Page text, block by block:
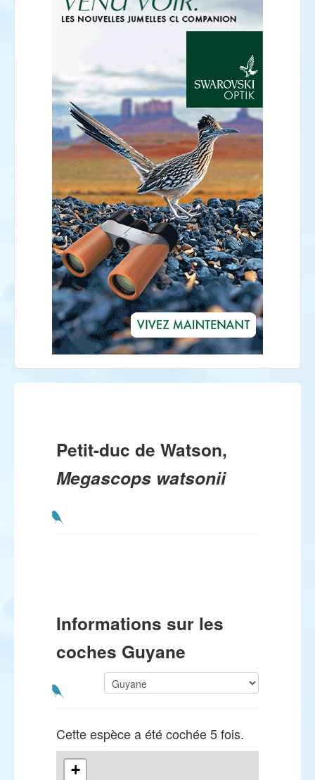
Petit-duc de Watson,
Megascops watsonii
Informations sur les
coches Guyane
Cette espèce a été cochée 5 fois.
+